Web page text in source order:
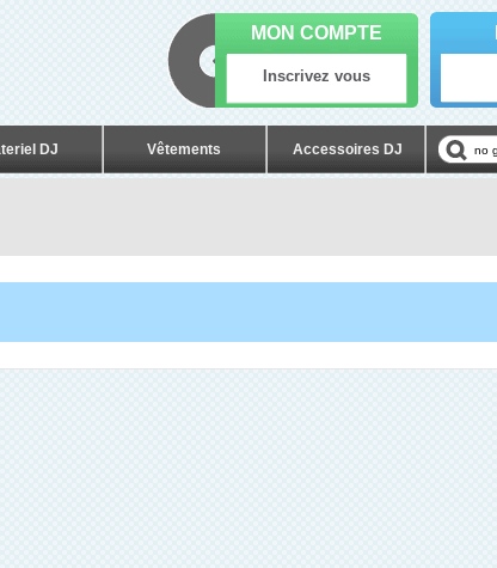
DJ Vêtements Accessoires DJ
MON COMPTE
Inscrivez vous